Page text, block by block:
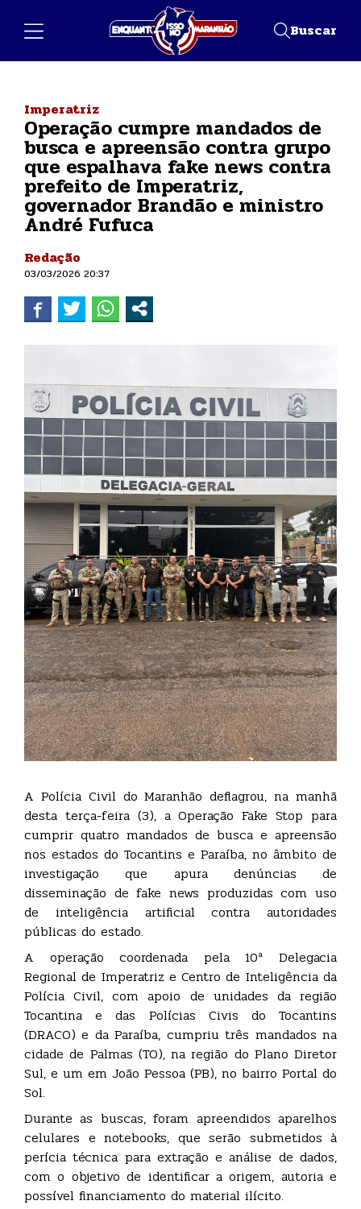
Buscar
Imperatriz
Operação cumpre mandados de
busca e apreensão contra grupo
que espalhava fake news contra
prefeito de Imperatriz,
governador Brandão e ministro
André Fufuca
Redação
03/03/2026 20:37
A Polícia Civil do Maranhão deflagrou, na manhã
desta terça-feira (3), a Operação Fake Stop para
cumprir quatro mandados de busca e apreensão
nos estados do Tocantins e Paraíba, no âmbito de
investigação que apura denúncias de
disseminação de fake news produzidas com uso
de inteligência artificial contra autoridades
públicas do estado.
A operação coordenada pela 10ª Delegacia
Regional de Imperatriz e Centro de Inteligência da
Polícia Civil, com apoio de unidades da região
Tocantina e das Polícias Civis do Tocantins
(DRACO) e da Paraíba, cumpriu três mandados na
cidade de Palmas (TO), na região do Plano Diretor
Sul, e um em João Pessoa (PB), no bairro Portal do
Sol.
Durante as buscas, foram apreendidos aparelhos
celulares e notebooks, que serão submetidos à
perícia técnica para extração e análise de dados,
com o objetivo de identificar a origem, autoria e
possível financiamento do material ilícito.